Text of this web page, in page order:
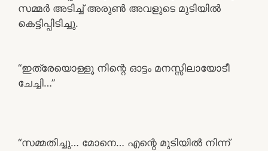
സമ്മർ അടിച്ച് അരുൺ അവളുടെ മുടിയിൽ
കെട്ടിപ്പിടിച്ചു.
“ഇത്രേയൊള്ളൂ നിന്റെ ഓട്ടം മനസ്സിലായോടീ
ചേച്ചി…”
“സമ്മതിച്ചു… മോനെ… എന്റെ മുടിയിൽ നിന്ന്